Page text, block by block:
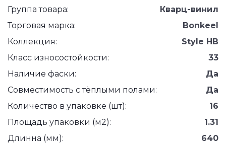
Группа товара:
Кварц-винил
Торговая марка:
Bonkeel
Коллекция:
Style HB
Класс износостойкости:
33
Наличие фаски:
Да
Совместимость с тёплыми полами:
Да
Количество в упаковке (шт):
16
Площадь упаковки (м2):
1.31
Длинна (мм):
640